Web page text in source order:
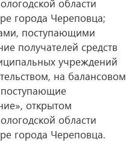
области
города Череповца;
поступающими
получателей средств
учреждений
на балансовом
открытом
области
города Череповца.